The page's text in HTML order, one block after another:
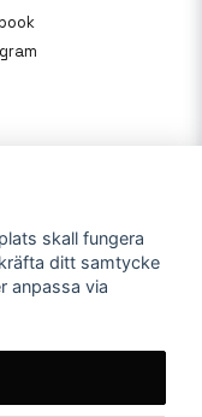
skall fungera
ditt samtycke
anpassa via